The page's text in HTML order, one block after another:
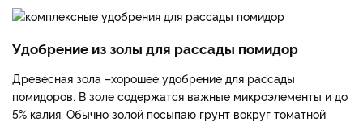
Удобрение из золы для рассады помидор
Древесная зола –хорошее удобрение для рассады
помидоров. В золе содержатся важные микроэлементы и до
5% калия. Обычно золой посыпаю грунт вокруг томатной